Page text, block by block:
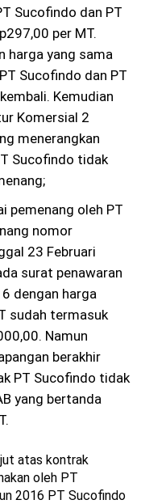
Sucofindo dan PT
per MT.
harga yang sama
Sucofindo dan PT
Kemudian
Komersial 2
menerangkan
Sucofindo tidak
pemenang oleh PT
nomor
23 Februari
surat penawaran
dengan harga
sudah termasuk
Namun
berakhir
PT Sucofindo tidak
yang bertanda
atas kontrak
oleh PT
2016 PT Sucofindo